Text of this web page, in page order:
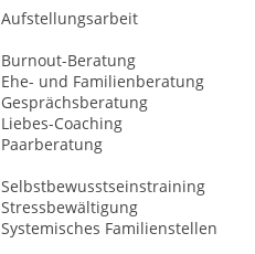
Aufstellungsarbeit
Burnout-Beratung
Ehe- und Familienberatung
Gesprächsberatung
Liebes-Coaching
Paarberatung
Selbstbewusstseinstraining
Stressbewältigung
Systemisches Familienstellen